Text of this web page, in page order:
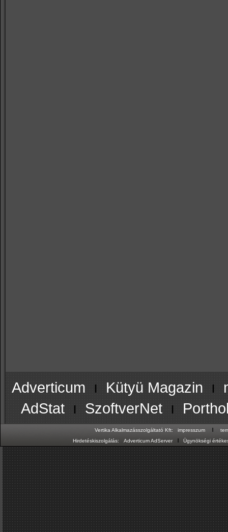
Adverticum ı Kütyü Magazinı
AdStat ıSzoftverNetı
Vertika Alkalmazásszolgáltató Kft: impresszum ı
Hirdetéskiszolgálás:
Adverticum AdServer ıÜgynökségi